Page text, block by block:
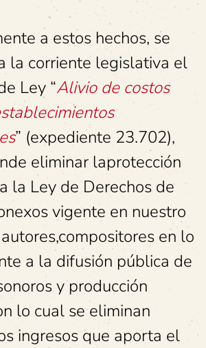
a estos hechos, se
la corriente legislativa el
Ley “Alivio de costos
” (expediente 23.702),
eliminar laprotección
la Ley de Derechos de
vigente en nuestro
en lo
a la difusión pública de
y producción
lo cual se eliminan
ingresos que aporta el